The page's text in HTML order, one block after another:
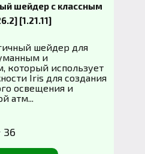
шейдер с классным
[1.21.11]
шейдер для
и
который использует
Iris для создания
освещения и
атм...
36